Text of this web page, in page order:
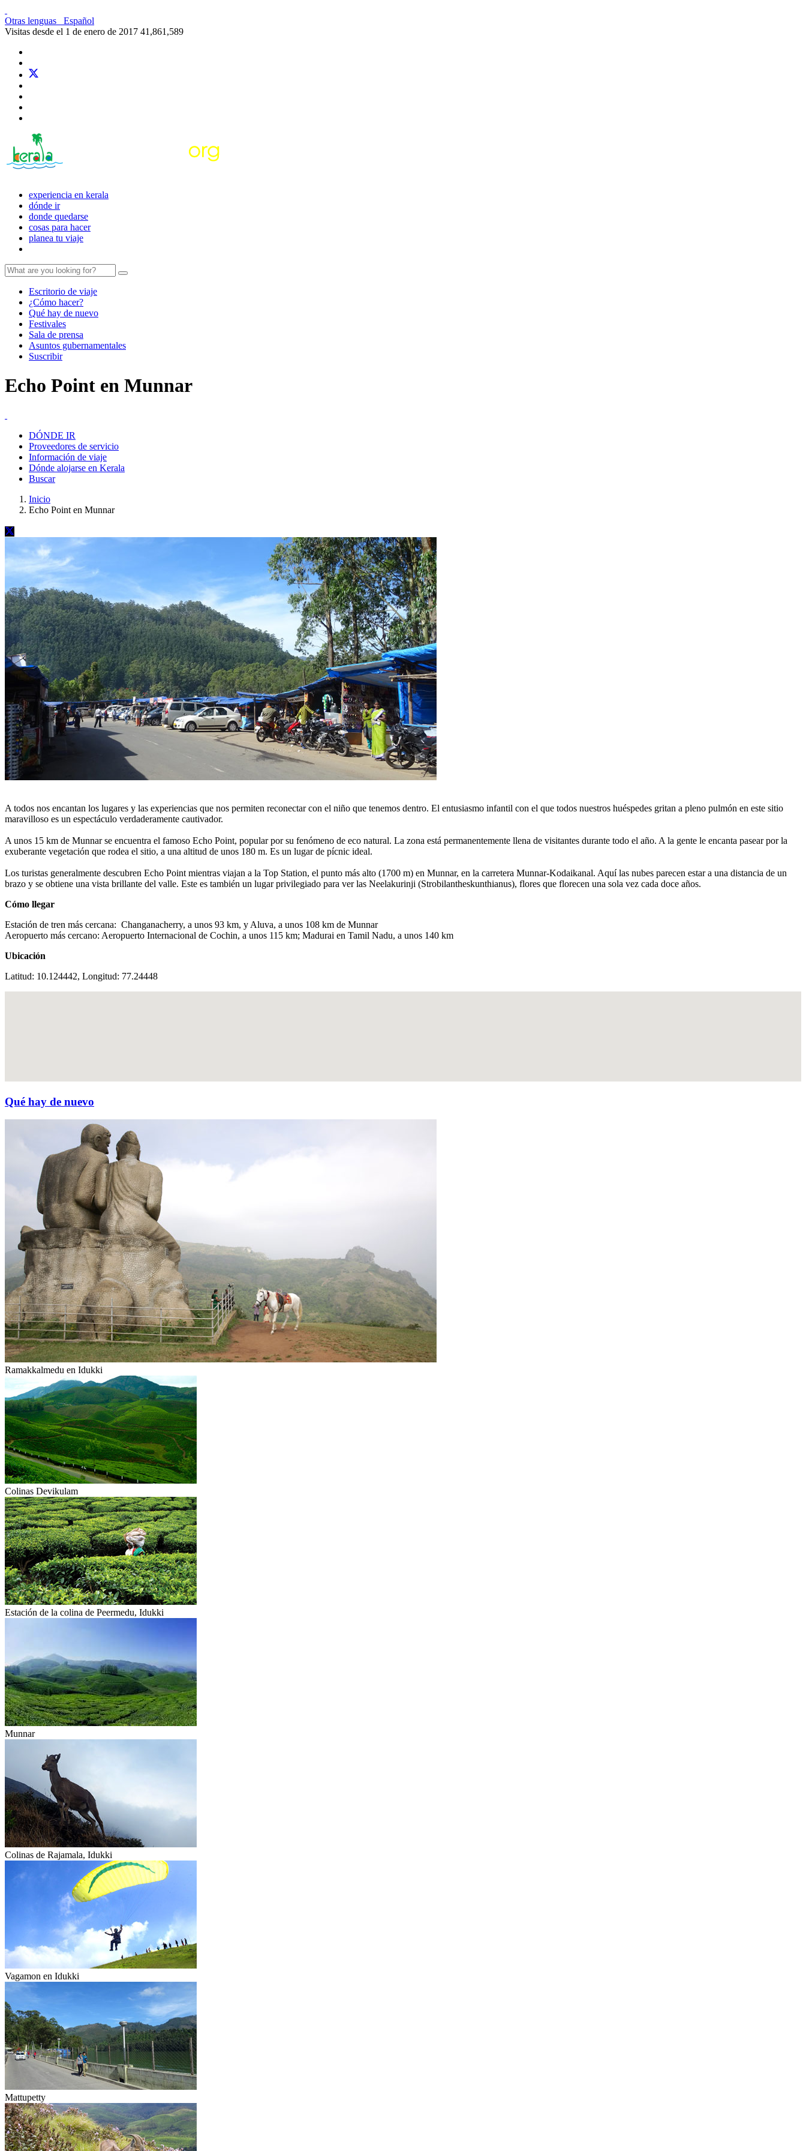
Otras lenguas
Español
Visitas desde el 1 de enero de 2017 41,861,589
experiencia en kerala
dónde ir
donde quedarse
cosas para hacer
planea tu viaje
Escritorio de viaje
¿Cómo hacer?
Qué hay de nuevo
Festivales
Sala de prensa
Asuntos gubernamentales
Suscribir
Echo Point en Munnar
DÓNDE IR
Proveedores de servicio
Información de viaje
Dónde alojarse en Kerala
Buscar
Inicio
Echo Point en Munnar
A todos nos encantan los lugares y las experiencias que nos permiten reconectar con el niño que tenemos dentro. El entusiasmo infantil con el que todos nuestros huéspedes gritan a pleno pulmón en este sitio
maravilloso es un espectáculo verdaderamente cautivador.
A unos 15 km de Munnar se encuentra el famoso Echo Point, popular por su fenómeno de eco natural. La zona está permanentemente llena de visitantes durante todo el año. A la gente le encanta pasear por la
exuberante vegetación que rodea el sitio, a una altitud de unos 180 m. Es un lugar de pícnic ideal.
Los turistas generalmente descubren Echo Point mientras viajan a la Top Station, el punto más alto (1700 m) en Munnar, en la carretera Munnar-Kodaikanal. Aquí las nubes parecen estar a una distancia de un
brazo y se obtiene una vista brillante del valle. Este es también un lugar privilegiado para ver las Neelakurinji (Strobilantheskunthianus), flores que florecen una sola vez cada doce años.
Cómo llegar
Estación de tren más cercana: Changanacherry, a unos 93 km, y Aluva, a unos 108 km de Munnar
Aeropuerto más cercano: Aeropuerto Internacional de Cochin, a unos 115 km; Madurai en Tamil Nadu, a unos 140 km
Ubicación
Latitud: 10.124442, Longitud: 77.24448
Qué hay de nuevo
Ramakkalmedu en Idukki
Colinas Devikulam
Estación de la colina de Peermedu, Idukki
Munnar
Colinas de Rajamala, Idukki
Vagamon en Idukki
Mattupetty